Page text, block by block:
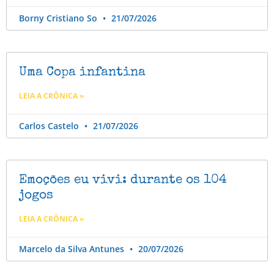
Borny Cristiano So 21/07/2026
Uma Copa infantina
LEIA A CRÔNICA »
Carlos Castelo 21/07/2026
Emoções eu vivi: durante os 104
jogos
LEIA A CRÔNICA »
Marcelo da Silva Antunes 20/07/2026